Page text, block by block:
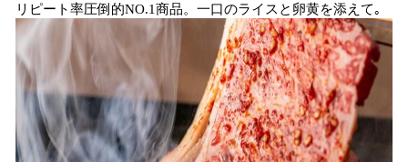
リピート率圧倒的NO.1商品。一口のライスと卵黄を添えて｡